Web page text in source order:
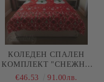
КОЛЕДЕН СПАЛЕН
КОМПЛЕКТ "СНЕЖНИ
ЧОВЕЦИ В ЧЕРВЕНО",
€46.53 91.00лв.